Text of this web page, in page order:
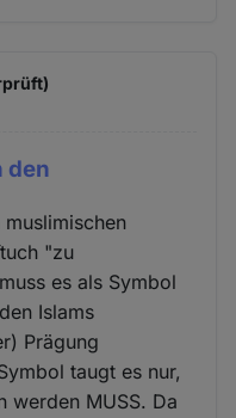
den
"zu
es als Symbol
Islams
Prägung
taugt es nur,
werden MUSS. Da